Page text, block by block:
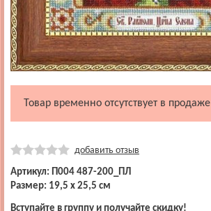
Товар временно отсутствует в продаже
добавить отзыв
Артикул: П004 487-200_ПЛ
Размер: 19,5 х 25,5 см
Вступайте в группу и получайте скидку!